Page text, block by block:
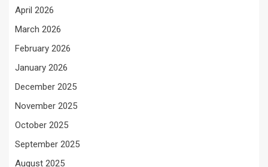
April 2026
March 2026
February 2026
January 2026
December 2025
November 2025
October 2025
September 2025
August 2025